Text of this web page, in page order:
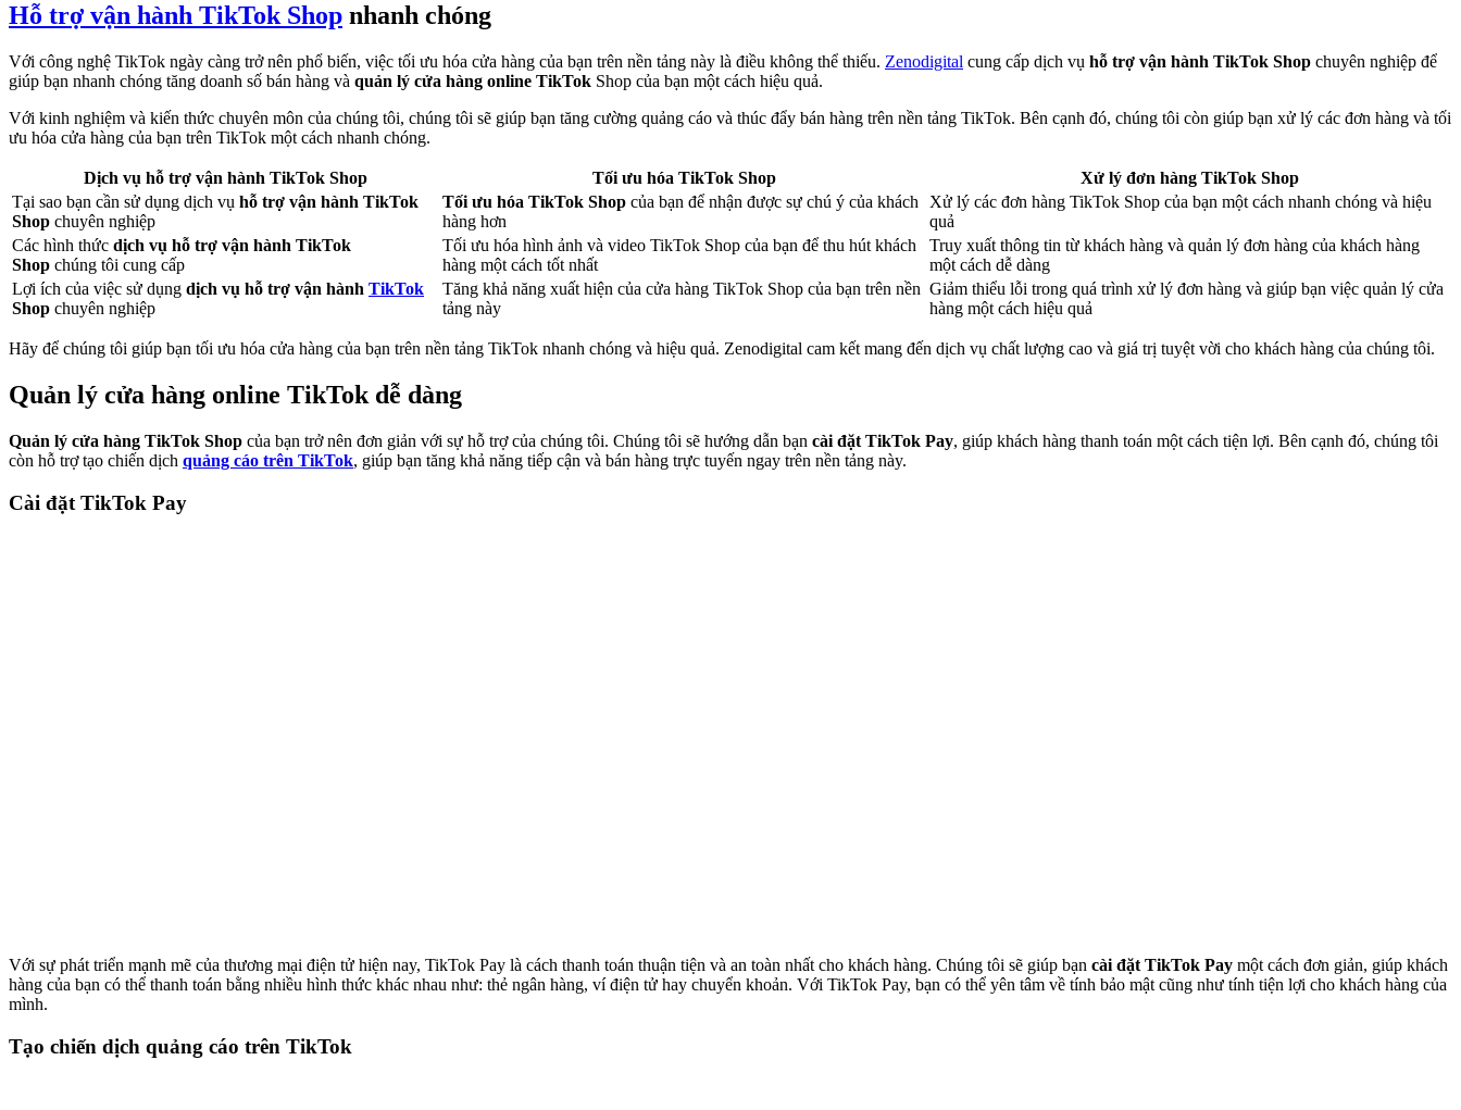
Hỗ trợ vận hành TikTok Shop nhanh chóng
Với công nghệ TikTok ngày càng trở nên phổ biến, việc tối ưu hóa cửa hàng của bạn trên nền tảng này là điều không thể thiếu. Zenodigital cung cấp dịch vụ hỗ trợ vận hành TikTok Shop chuyên nghiệp để
giúp bạn nhanh chóng tăng doanh số bán hàng và quản lý cửa hàng online TikTok Shop của bạn một cách hiệu quả.
Với kinh nghiệm và kiến thức chuyên môn của chúng tôi, chúng tôi sẽ giúp bạn tăng cường quảng cáo và thúc đẩy bán hàng trên nền tảng TikTok. Bên cạnh đó, chúng tôi còn giúp bạn xử lý các đơn hàng và tối
ưu hóa cửa hàng của bạn trên TikTok một cách nhanh chóng.
Dịch vụ hỗ trợ vận hành TikTok Shop Tối ưu hóa TikTok Shop
Xử lý đơn hàng TikTok Shop
Tại sao bạn cần sử dụng dịch vụ hỗ trợ vận hành TikTok
Shop chuyên nghiệp
Tối ưu hóa TikTok Shop của bạn để nhận được sự chú ý của khách
hàng hơn
Xử lý các đơn hàng TikTok Shop của bạn một cách nhanh chóng và hiệu
quả
Các hình thức dịch vụ hỗ trợ vận hành TikTok
Shop chúng tôi cung cấp
Tối ưu hóa hình ảnh và video TikTok Shop của bạn để thu hút khách
hàng một cách tốt nhất
Truy xuất thông tin từ khách hàng và quản lý đơn hàng của khách hàng
một cách dễ dàng
Lợi ích của việc sử dụng dịch vụ hỗ trợ vận hành TikTok
Shop chuyên nghiệp
Tăng khả năng xuất hiện của cửa hàng TikTok Shop của bạn trên nền
tảng này
Giảm thiểu lỗi trong quá trình xử lý đơn hàng và giúp bạn việc quản lý cửa
hàng một cách hiệu quả
Hãy để chúng tôi giúp bạn tối ưu hóa cửa hàng của bạn trên nền tảng TikTok nhanh chóng và hiệu quả. Zenodigital cam kết mang đến dịch vụ chất lượng cao và giá trị tuyệt vời cho khách hàng của chúng tôi.
Quản lý cửa hàng online TikTok dễ dàng
Quản lý cửa hàng TikTok Shop của bạn trở nên đơn giản với sự hỗ trợ của chúng tôi. Chúng tôi sẽ hướng dẫn bạn cài đặt TikTok Pay, giúp khách hàng thanh toán một cách tiện lợi. Bên cạnh đó, chúng tôi
còn hỗ trợ tạo chiến dịch quảng cáo trên TikTok, giúp bạn tăng khả năng tiếp cận và bán hàng trực tuyến ngay trên nền tảng này.
Cài đặt TikTok Pay
Với sự phát triển mạnh mẽ của thương mại điện tử hiện nay, TikTok Pay là cách thanh toán thuận tiện và an toàn nhất cho khách hàng. Chúng tôi sẽ giúp bạn cài đặt TikTok Pay một cách đơn giản, giúp khách
hàng của bạn có thể thanh toán bằng nhiều hình thức khác nhau như: thẻ ngân hàng, ví điện tử hay chuyển khoản. Với TikTok Pay, bạn có thể yên tâm về tính bảo mật cũng như tính tiện lợi cho khách hàng của
mình.
Tạo chiến dịch quảng cáo trên TikTok